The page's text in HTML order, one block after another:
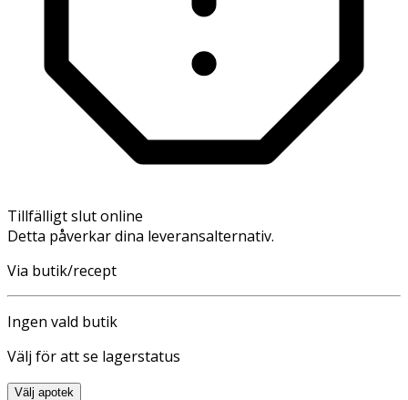
Tillfälligt slut online
Detta påverkar dina leveransalternativ.
Via butik/recept
Ingen vald butik
Välj för att se lagerstatus
Välj apotek